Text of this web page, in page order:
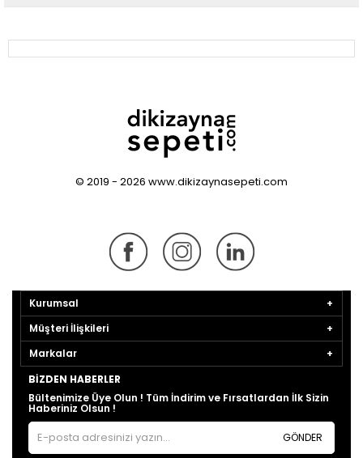
© 2019 - 2026 www.dikizaynasepeti.com
Kurumsal
Müşteri İlişkileri
Markalar
BIZDEN HABERLER
Bültenimize Üye Olun ! Tüm İndirim ve Fırsatlardan İlk Sizin
Haberiniz Olsun !
GÖNDER